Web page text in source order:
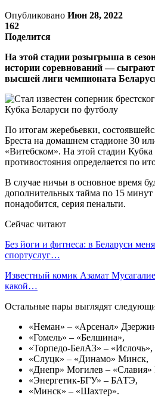
Опубликовано Июн 28, 2022
162
Поделится
На этой стадии розыгрыша в
истории соревнований — сыграют
высшей лиги чемпионата
По итогам жеребьевки,
Бреста на домашнем стадионе 30
«Витебском». На этой стадии Кубка
противостояния определяется по
В случае ничьи в основное время
дополнительных тайма по 15 минут
понадобится, серия пенальти.
Сейчас читают
Без йоги и фитнеса: в Беларуси
спортуслуг…
Известный комик Азамат
какой…
Остальные пары выглядят
«Неман» – «Арсенал»
«Гомель» – «Белшина»,
«Торпедо-БелАЗ» – «Ислочь»,
«Слуцк» – «Динамо» Минск,
«Днепр» Могилев –
«Энергетик-БГУ» – БАТЭ,
«Минск» – «Шахтер».